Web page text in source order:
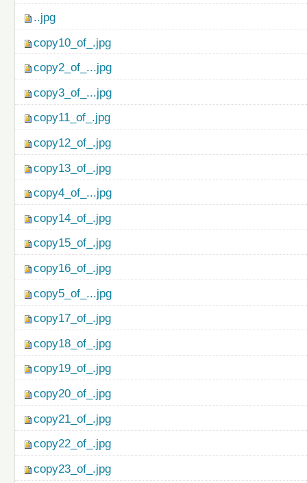
..jpg
copy10_of_.jpg
copy2_of_...jpg
copy3_of_...jpg
copy11_of_.jpg
copy12_of_.jpg
copy13_of_.jpg
copy4_of_...jpg
copy14_of_.jpg
copy15_of_.jpg
copy16_of_.jpg
copy5_of_...jpg
copy17_of_.jpg
copy18_of_.jpg
copy19_of_.jpg
copy20_of_.jpg
copy21_of_.jpg
copy22_of_.jpg
copy23_of_.jpg